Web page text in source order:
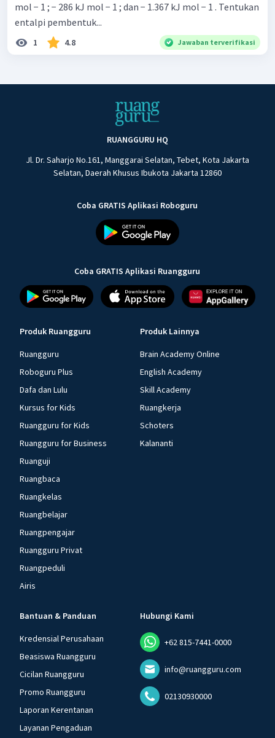
mol − 1 ; − 286 kJ mol − 1 ; dan − 1.367 kJ mol − 1 . Tentukan
entalpi pembentuk...
1 4.8 Jawaban terverifikasi
RUANGGURU HQ
Jl. Dr. Saharjo No.161, Manggarai Selatan, Tebet, Kota Jakarta
Selatan, Daerah Khusus Ibukota Jakarta 12860
Coba GRATIS Aplikasi Roboguru
Coba GRATIS Aplikasi Ruangguru
Produk Ruangguru
Ruangguru
Roboguru Plus
Dafa dan Lulu
Kursus for Kids
Ruangguru for Kids
Ruangguru for Business
Ruanguji
Ruangbaca
Ruangkelas
Ruangbelajar
Ruangpengajar
Ruangguru Privat
Ruangpeduli
Airis
Produk Lainnya
Brain Academy Online
English Academy
Skill Academy
Ruangkerja
Schoters
Kalananti
Bantuan & Panduan
Kredensial Perusahaan
Beasiswa Ruangguru
Cicilan Ruangguru
Promo Ruangguru
Laporan Kerentanan
Layanan Pengaduan
Hubungi Kami
+62 815-7441-0000
info@ruangguru.com
02130930000